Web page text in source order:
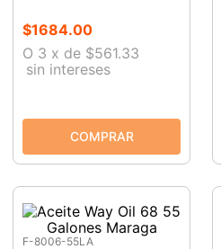
$1684.00
O 3 x de $561.33
sin intereses
F-8006-55LA